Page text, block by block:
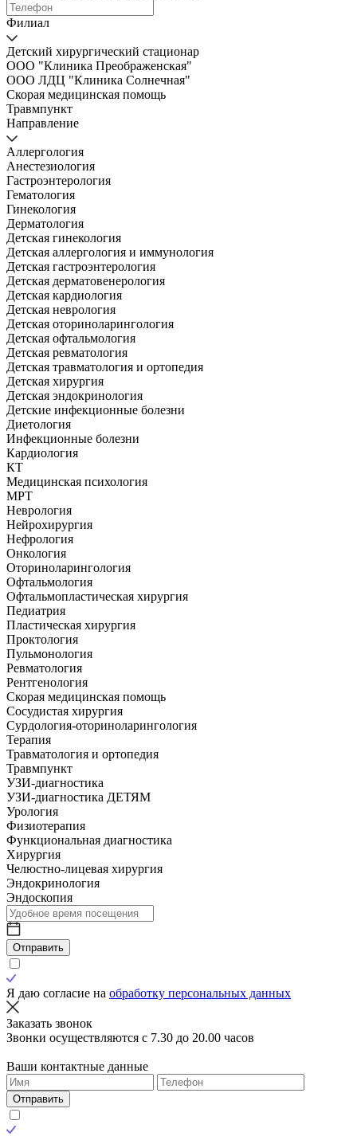
Филиал
Детский хирургический стационар
ООО "Клиника Преображенская"
ООО ЛДЦ "Клиника Солнечная"
Скорая медицинская помощь
Травмпункт
Направление
Аллергология
Анестезиология
Гастроэнтерология
Гематология
Гинекология
Дерматология
Детская гинекология
Детская аллергология и иммунология
Детская гастроэнтерология
Детская дерматовенерология
Детская кардиология
Детская неврология
Детская оториноларингология
Детская офтальмология
Детская ревматология
Детская травматология и ортопедия
Детская хирургия
Детская эндокринология
Детские инфекционные болезни
Диетология
Инфекционные болезни
Кардиология
КТ
Медицинская психология
МРТ
Неврология
Нейрохирургия
Нефрология
Онкология
Оториноларингология
Офтальмология
Офтальмопластическая хирургия
Педиатрия
Пластическая хирургия
Проктология
Пульмонология
Ревматология
Рентгенология
Скорая медицинская помощь
Сосудистая хирургия
Сурдология-оториноларингология
Терапия
Травматология и ортопедия
Травмпункт
УЗИ-диагностика
УЗИ-диагностика ДЕТЯМ
Урология
Физиотерапия
Функциональная диагностика
Хирургия
Челюстно-лицевая хирургия
Эндокринология
Эндоскопия
Отправить
Я даю согласие на обработку персональных данных
Заказать звонок
Звонки осуществляются с 7.30 до 20.00 часов
Ваши контактные данные
Отправить